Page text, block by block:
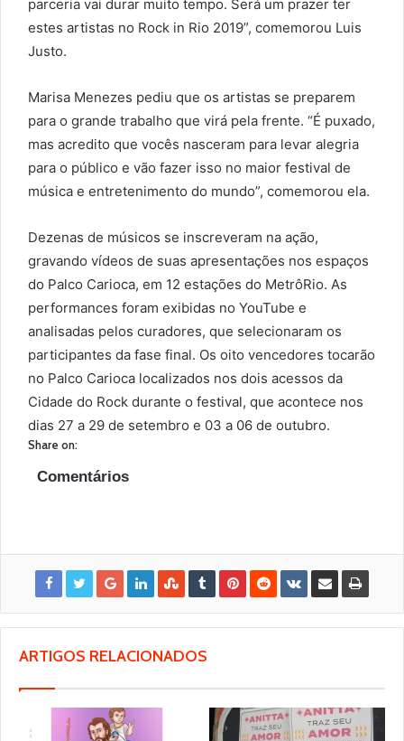
parceria vai durar muito tempo. Será um prazer ter
estes artistas no Rock in Rio 2019”, comemorou Luis
Justo.
Marisa Menezes pediu que os artistas se preparem
para o grande trabalho que virá pela frente. “É puxado,
mas acredito que vocês nasceram para levar alegria
para o público e vão fazer isso no maior festival de
música e entretenimento do mundo”, comemorou ela.
Dezenas de músicos se inscreveram na ação,
gravando vídeos de suas apresentações nos espaços
do Palco Carioca, em 12 estações do MetrôRio. As
performances foram exibidas no YouTube e
analisadas pelos curadores, que selecionaram os
participantes da fase final. Os oito vencedores tocarão
no Palco Carioca localizados nos dois acessos da
Cidade do Rock durante o festival, que acontece nos
dias 27 a 29 de setembro e 03 a 06 de outubro.
Share on:
Comentários
ARTIGOS RELACIONADOS